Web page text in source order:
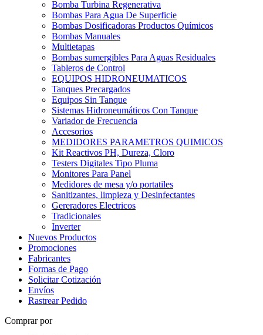
Bomba Turbina Regenerativa
Bombas Para Agua De Superficie
Bombas Dosificadoras Productos Químicos
Bombas Manuales
Multietapas
Bombas sumergibles Para Aguas Residuales
Tableros de Control
EQUIPOS HIDRONEUMATICOS
Tanques Precargados
Equipos Sin Tanque
Sistemas Hidroneumáticos Con Tanque
Variador de Frecuencia
Accesorios
MEDIDORES PARAMETROS QUIMICOS
Kit Reactivos PH, Dureza, Cloro
Testers Digitales Tipo Pluma
Monitores Para Panel
Medidores de mesa y/o portatiles
Sanitizantes, limpieza y Desinfectantes
Gereradores Electricos
Tradicionales
Inverter
Nuevos Productos
Promociones
Fabricantes
Formas de Pago
Solicitar Cotización
Envíos
Rastrear Pedido
Comprar por